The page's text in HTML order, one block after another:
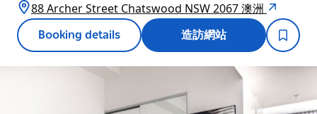
88 Archer Street Chatswood NSW 2067 澳洲
Booking details 造訪網站